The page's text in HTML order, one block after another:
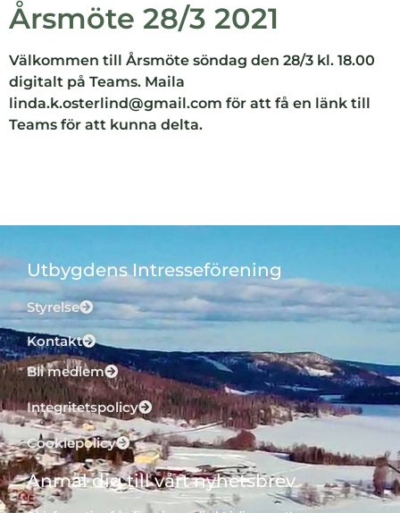
Årsmöte 28/3 2021
Välkommen till Årsmöte söndag den 28/3 kl. 18.00
digitalt på Teams. Maila
linda.k.osterlind@gmail.com för att få en länk till
Teams för att kunna delta.
Utbygdens Intresseförening
Styrelse
Kontakt
Bli medlem
Integritetspolicy
Cookiepolicy
Anmäl dig till vårt nyhetsbrev